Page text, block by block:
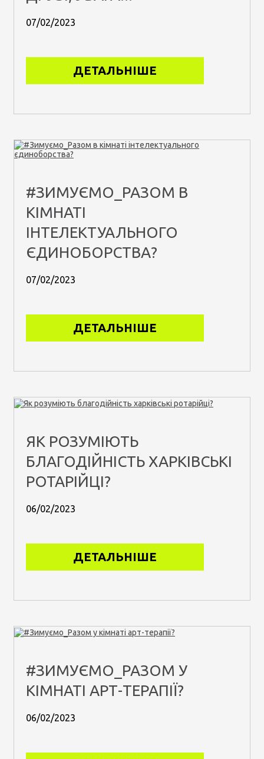
07/02/2023
ДЕТАЛЬНІШЕ
#ЗИМУЄМО_РАЗОМ В
КІМНАТІ
ІНТЕЛЕКТУАЛЬНОГО
ЄДИНОБОРСТВА?
07/02/2023
ДЕТАЛЬНІШЕ
ЯК РОЗУМІЮТЬ
БЛАГОДІЙНІСТЬ ХАРКІВСЬКІ
РОТАРІЙЦІ?
06/02/2023
ДЕТАЛЬНІШЕ
#ЗИМУЄМО_РАЗОМ У
КІМНАТІ АРТ-ТЕРАПІЇ?
06/02/2023